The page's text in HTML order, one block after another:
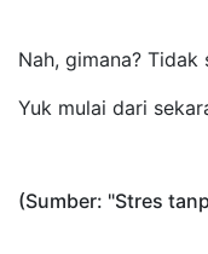
Nah, gimana? Tidak
Yuk mulai dari
(Sumber: "Stres